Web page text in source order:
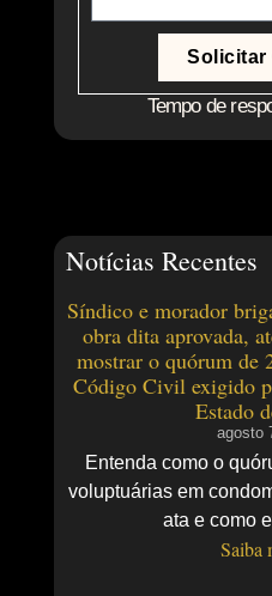
Solicitar
Tempo de
Notícias Recentes
Síndico e morador
obra dita aprovada,
mostrar o quórum de
Código Civil exigido
Estado
agosto
Entenda como o
voluptuárias em
ata e como
Saiba